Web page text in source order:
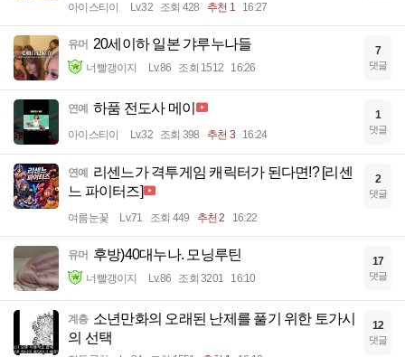
아이스티이 Lv.32 조회 428 추천 1 16:27
유머 20세이하 일본 갸루누나들
너빨갱이지 Lv.86 조회 1512 16:26
7
댓글
연예 하품 전도사 메이
아이스티이 Lv.32 조회 398 추천 3 16:24
1
댓글
연예
리센느가 격투게임 캐릭터가 된다면!? [리센
느 파이터즈]
여름눈꽃 Lv.71 조회 449 추천 2 16:22
2
댓글
유머 후방)40대누나. 모닝루틴
너빨갱이지 Lv.86 조회 3201 16:10
17
댓글
계층 소년만화의 오래된 난제를 풀기 위한 토가시
의 선택
12
댓글